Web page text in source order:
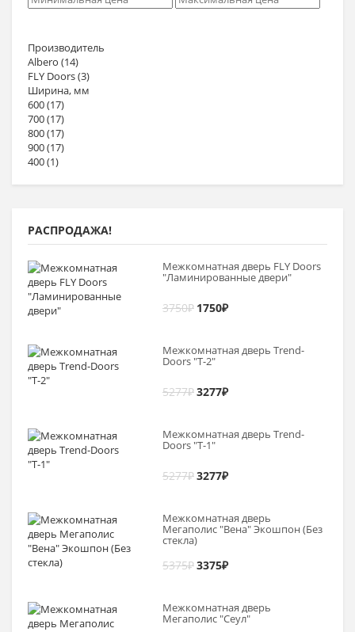
Производитель
Albero (14)
FLY Doors(3)
Ширина, мм
600(17)
700(17)
800(17)
900(17)
400(1)
РАСПРОДАЖА!
Межкомнатная дверь FLY Doors
"Ламинированные двери"
3750₽ 1750₽
Межкомнатная дверь Trend-
Doоrs "Т-2"
5277₽3277₽
Межкомнатная дверь Trend-
Doоrs "Т-1"
5277₽3277₽
Межкомнатная дверь
Мегаполис "Вена" Экошпон (Без
стекла)
5375₽3375₽
Межкомнатная дверь
Мегаполис "Сеул"